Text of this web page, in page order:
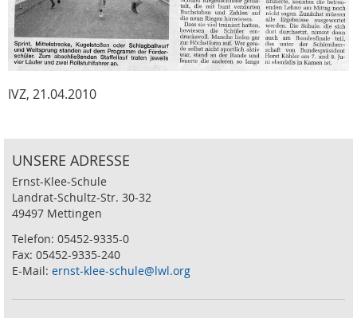
IVZ, 21.04.2010
UNSERE ADRESSE
Ernst-Klee-Schule
Landrat-Schultz-Str. 30-32
49497 Mettingen
Telefon: 05452-9335-0
Fax: 05452-9335-240
E-Mail: ernst-klee-schule@lwl.org